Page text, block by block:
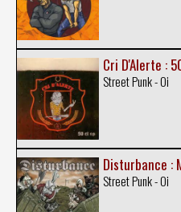
Cri D'Alerte :
Street Punk - Oi
Disturbance :
Street Punk - Oi